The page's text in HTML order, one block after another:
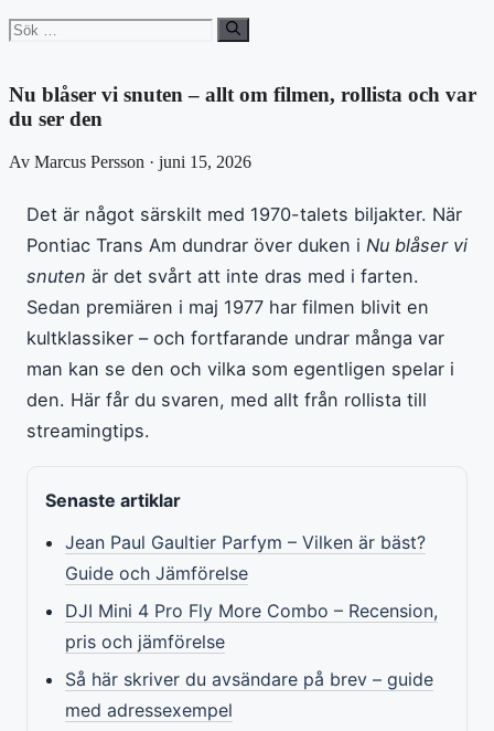
Sök
efter:
Nu blåser vi snuten – allt om filmen, rollista och var
du ser den
Av Marcus Persson · juni 15, 2026
Det är något särskilt med 1970-talets biljakter. När
Pontiac Trans Am dundrar över duken i Nu blåser vi
snuten är det svårt att inte dras med i farten.
Sedan premiären i maj 1977 har filmen blivit en
kultklassiker – och fortfarande undrar många var
man kan se den och vilka som egentligen spelar i
den. Här får du svaren, med allt från rollista till
streamingtips.
Senaste artiklar
Jean Paul Gaultier Parfym – Vilken är bäst?
Guide och Jämförelse
DJI Mini 4 Pro Fly More Combo – Recension,
pris och jämförelse
Så här skriver du avsändare på brev – guide
med adressexempel